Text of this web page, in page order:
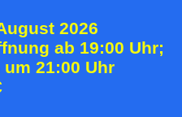
2026
ab 19:00 Uhr;
21:00 Uhr